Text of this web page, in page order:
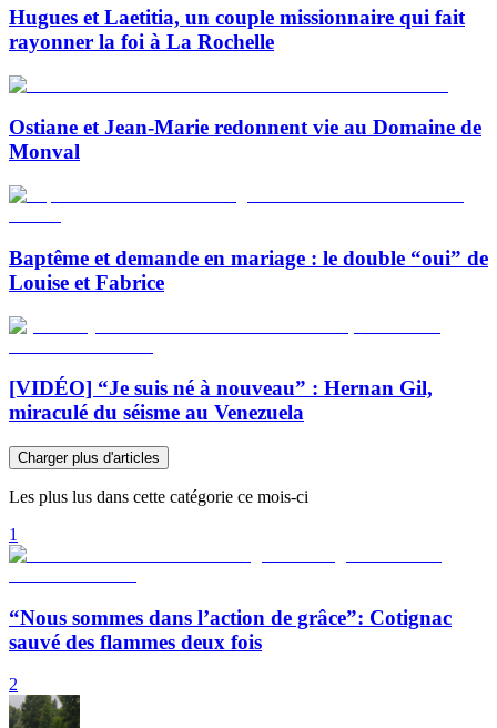
Hugues et Laetitia, un couple missionnaire qui fait
rayonner la foi à La Rochelle
Ostiane et Jean-Marie redonnent vie au Domaine de
Monval
Baptême et demande en mariage : le double “oui” de
Louise et Fabrice
[VIDÉO] “Je suis né à nouveau” : Hernan Gil,
miraculé du séisme au Venezuela
Charger plus d'articles
Les plus lus dans cette catégorie ce mois-ci
1
“Nous sommes dans l’action de grâce”: Cotignac
sauvé des flammes deux fois
2